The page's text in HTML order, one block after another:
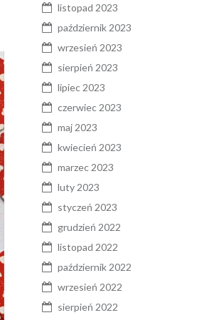
listopad 2023
październik 2023
wrzesień 2023
sierpień 2023
lipiec 2023
czerwiec 2023
maj 2023
kwiecień 2023
marzec 2023
luty 2023
styczeń 2023
grudzień 2022
listopad 2022
październik 2022
wrzesień 2022
sierpień 2022